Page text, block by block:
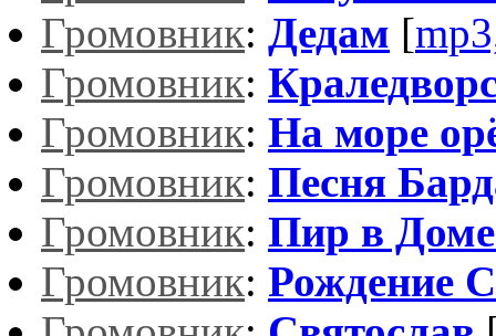
Громовник: Дедам [
Громовник:
Громовник: На море
Громовник: Песня
Громовник: Пир в
Громовник: Рождение